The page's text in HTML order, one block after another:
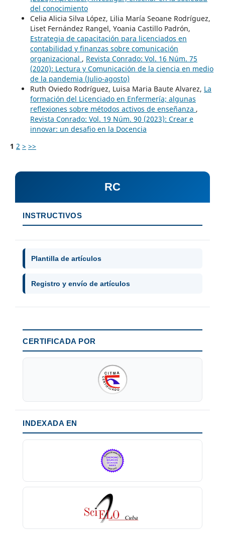
del conocimiento
Celia Alicia Silva López, Lilia María Seoane Rodríguez,
Liset Fernández Rangel, Yoania Castillo Padrón,
Estrategia de capacitación para licenciados en
contabilidad y finanzas sobre comunicación
organizacional , Revista Conrado: Vol. 16 Núm. 75
(2020): Lectura y Comunicación de la ciencia en medio
de la pandemia (Julio-agosto)
Ruth Oviedo Rodríguez, Luisa Maria Baute Alvarez, La
formación del Licenciado en Enfermería; algunas
reflexiones sobre métodos activos de enseñanza ,
Revista Conrado: Vol. 19 Núm. 90 (2023): Crear e
innovar: un desafio en la Docencia
1 2 > >>
RC
INSTRUCTIVOS
Plantilla de artículos
Registro y envío de artículos
CERTIFICADA POR
INDEXADA EN